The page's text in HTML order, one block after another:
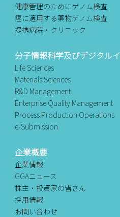
健康管理のためにゲノム検査
癌に適用する薬物ゲノム検査
提携病院・クリニック
分子情報科学及びデジタル
Life Sciences
Materials Sciences
R&D Management
Enterprise Quality Management
Process Production Operations
e-Submission
企業概要
企業情報
GGAニュース
株主・投資家の皆さん
採用情報
お問い合わせ